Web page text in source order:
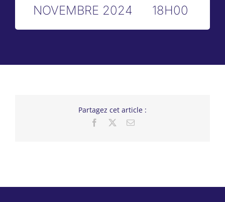
NOVEMBRE 2024
18H00
Partagez cet article :
Facebook Email